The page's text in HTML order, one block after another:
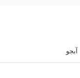
آبجو